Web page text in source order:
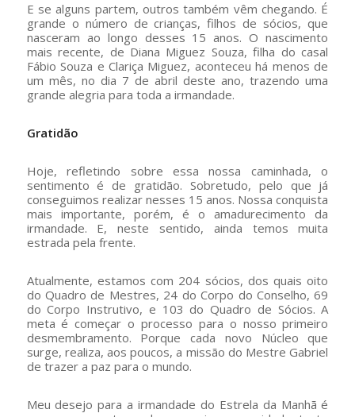
E se alguns partem, outros também vêm chegando. É
grande o número de crianças, filhos de sócios, que
nasceram ao longo desses 15 anos. O nascimento
mais recente, de Diana Miguez Souza, filha do casal
Fábio Souza e Clariça Miguez, aconteceu há menos de
um mês, no dia 7 de abril deste ano, trazendo uma
grande alegria para toda a irmandade.
Gratidão
Hoje, refletindo sobre essa nossa caminhada, o
sentimento é de gratidão. Sobretudo, pelo que já
conseguimos realizar nesses 15 anos. Nossa conquista
mais importante, porém, é o amadurecimento da
irmandade. E, neste sentido, ainda temos muita
estrada pela frente.
Atualmente, estamos com 204 sócios, dos quais oito
do Quadro de Mestres, 24 do Corpo do Conselho, 69
do Corpo Instrutivo, e 103 do Quadro de Sócios. A
meta é começar o processo para o nosso primeiro
desmembramento. Porque cada novo Núcleo que
surge, realiza, aos poucos, a missão do Mestre Gabriel
de trazer a paz para o mundo.
Meu desejo para a irmandade do Estrela da Manhã é